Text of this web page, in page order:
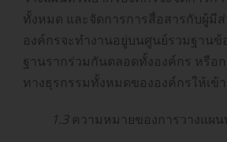
ทั้งหมด และจัดการการสื่อสารกับผู้มี
องค์กรจะทำงานอยู่บนศูนย์รวมฐาน
ฐานรากร่วมกันตลอดทั้งองค์กร หรือ
ทางธุรกรรมทั้งหมดขององค์กรให้เข้
1.3 ความหมายของการวางแผ